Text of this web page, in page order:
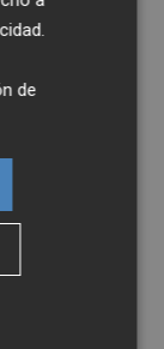
crítica,
del
abordar
y,
a los
que
.
de